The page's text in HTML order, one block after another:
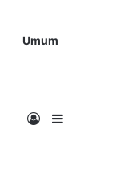
Umum
Masuk